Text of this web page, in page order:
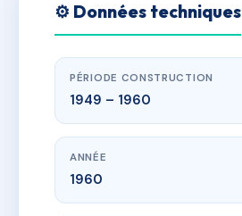
⚙️ Données techniques
PÉRIODE CONSTRUCTION
1949 – 1960
ANNÉE
1960